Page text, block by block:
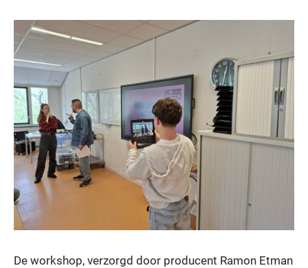
De workshop, verzorgd door producent Ramon Etman